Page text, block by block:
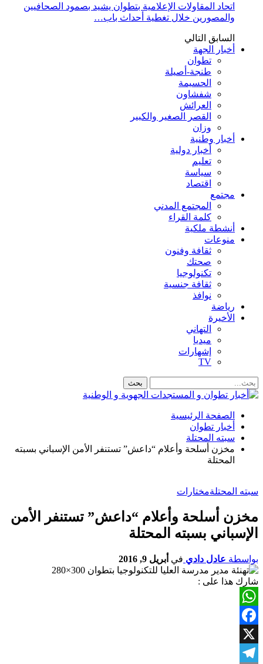
اتحاد المقاولات الإعلامية بتطوان يشيد بصمود الصحافيين
والمصورين خلال تغطية أحداث باب…
السابق التالي
أخبار الجهة
تطوان
طنجة-أصيلة
الحسيمة
شفشاون
العرائش
القصر الصغير والكبير
وزان
أخبار وطنية
أخبار دولية
تعليم
سياسة
اقتصاد
مجتمع
المجتمع المدني
كلمة القراء
أنشطة ملكية
منوعات
ثقافة وفنون
صحتك
تكنولوجيا
ثقافة جنسية
نوافذ
رياضة
الأخيرة
التهاني
ميديا
إشهارات
TV
الصفحة الرئيسية
أخبار تطوان
سبته المحتلة
مخزن أسلحة وأعلام “داعش” تستنفر الأمن الإسباني بسبته
المحتلة
سبته المحتلةمختارات
مخزن أسلحة وأعلام “داعش” تستنفر الأمن
الإسباني بسبته المحتلة
بواسطة عادل دادي في أبريل 9, 2016
شارك هذا على :
WhatsApp
Facebook
X